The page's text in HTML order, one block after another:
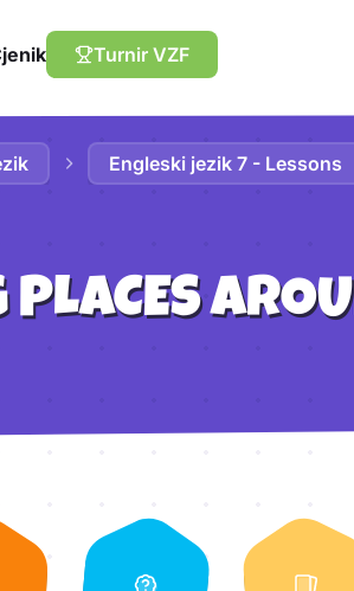
Turnir VZF
Engleski jezik 7 - Lessons